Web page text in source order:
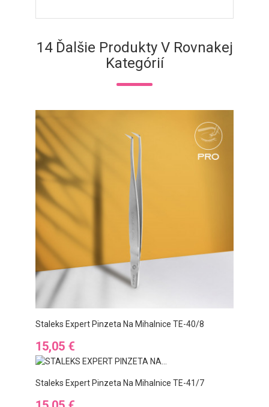
14 Ďalšie Produkty V Rovnakej
Kategórií
Staleks Expert Pinzeta Na Mihalnice TE-40/8
Cena
15,05 €
Staleks Expert Pinzeta Na Mihalnice TE-41/7